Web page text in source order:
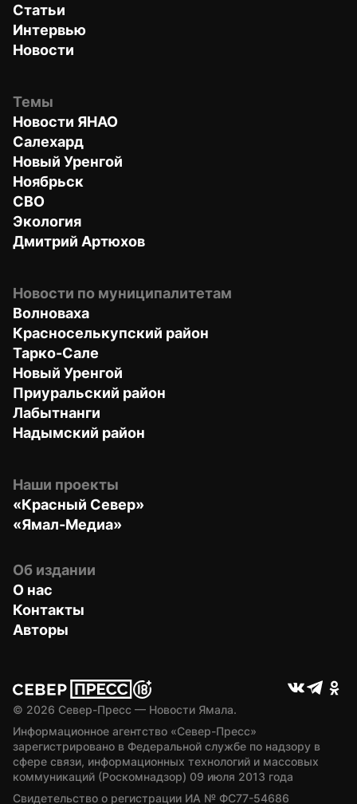
Статьи
Интервью
Новости
Темы
Новости ЯНАО
Салехард
Новый Уренгой
Ноябрьск
СВО
Экология
Дмитрий Артюхов
Новости по муниципалитетам
Волноваха
Красноселькупский район
Тарко-Сале
Новый Уренгой
Приуральский район
Лабытнанги
Надымский район
Наши проекты
«Красный Север»
«Ямал-Медиа»
Об издании
О нас
Контакты
Авторы
© 2026 Север-Пресс — Новости Ямала.
Информационное агентство «Север-Пресс»
зарегистрировано в Федеральной службе по надзору в
сфере связи, информационных технологий и массовых
коммуникаций (Роскомнадзор) 09 июля 2013 года
Свидетельство о регистрации ИА № ФС77-54686